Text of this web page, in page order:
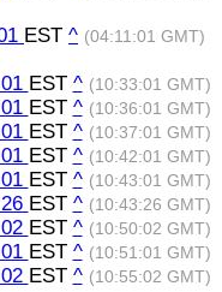
EST ^ (04:11:01 GMT)
EST ^ (10:33:01 GMT)
EST ^ (10:36:01 GMT)
EST ^ (10:37:01 GMT)
EST ^ (10:42:01 GMT)
EST ^ (10:43:01 GMT)
EST ^ (10:43:26 GMT)
EST ^ (10:50:02 GMT)
EST ^ (10:51:01 GMT)
EST ^ (10:55:02 GMT)